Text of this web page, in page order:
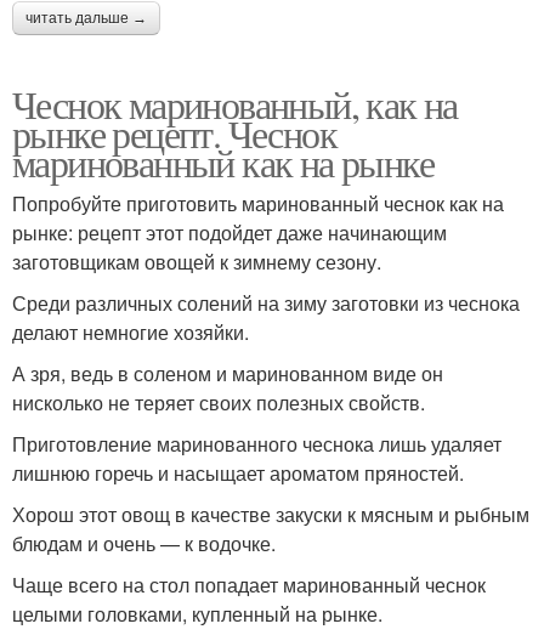
читать дальше →
Чеснок маринованный, как на
рынке рецепт. Чеснок
маринованный как на рынке
Попробуйте приготовить маринованный чеснок как на
рынке: рецепт этот подойдет даже начинающим
заготовщикам овощей к зимнему сезону.
Среди различных солений на зиму заготовки из чеснока
делают немногие хозяйки.
А зря, ведь в соленом и маринованном виде он
нисколько не теряет своих полезных свойств.
Приготовление маринованного чеснока лишь удаляет
лишнюю горечь и насыщает ароматом пряностей.
Хорош этот овощ в качестве закуски к мясным и рыбным
блюдам и очень — к водочке.
Чаще всего на стол попадает маринованный чеснок
целыми головками, купленный на рынке.